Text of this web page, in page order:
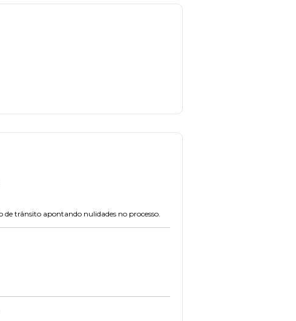
trânsito apontando nulidades no processo.